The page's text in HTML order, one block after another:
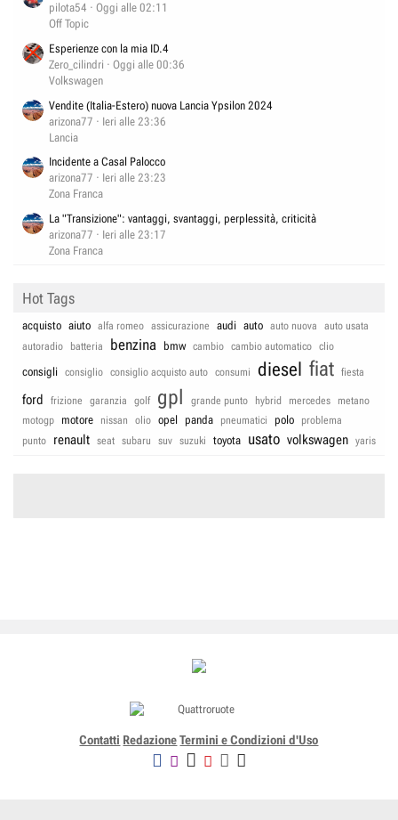
pilota54
Oggi alle 02:11
Off Topic
Esperienze con la mia ID.4
Zero_cilindri
Oggi alle 00:36
Volkswagen
Vendite (Italia-Estero) nuova Lancia Ypsilon 2024
arizona77
Ieri alle 23:36
Lancia
Incidente a Casal Palocco
arizona77
Ieri alle 23:23
Zona Franca
La "Transizione": vantaggi, svantaggi, perplessità, criticità
arizona77
Ieri alle 23:17
Zona Franca
Hot Tags
acquisto aiuto alfa romeo assicurazione audi auto auto nuova
auto usata
autoradio
batteria benzina bmw cambio cambio automatico clio
consigli consiglio consiglio acquisto auto consumi diesel fiat fiesta
ford frizione garanzia golf gpl grande punto hybrid mercedes
metano
motogp
motore nissan olio opel panda pneumatici polo
problema
punto
renault seat subaru suv suzuki toyota usato volkswagen yaris
Contatti Redazione Termini e Condizioni d'Uso